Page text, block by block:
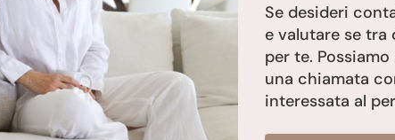
Se desideri
e valutare se tra
per te.
una chiamata
interessata al